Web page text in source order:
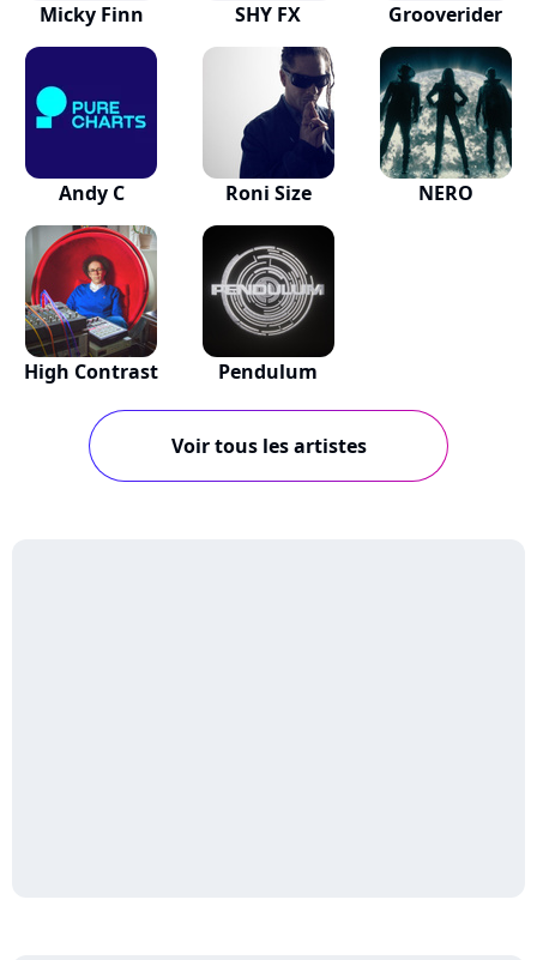
Micky Finn SHY FX Grooverider
Andy C Roni Size NERO
High Contrast Pendulum
Voir tous les artistes